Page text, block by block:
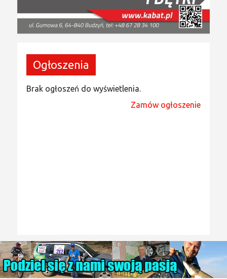
Ogłoszenia
Brak ogłoszeń do wyświetlenia.
Zamów ogłoszenie